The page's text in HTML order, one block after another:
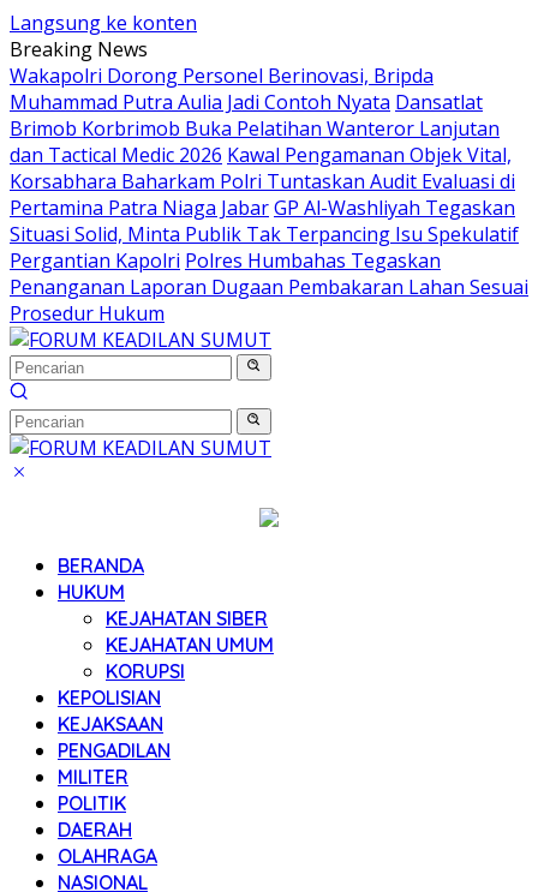
Langsung ke konten
Breaking News
Wakapolri Dorong Personel Berinovasi, Bripda
Muhammad Putra Aulia Jadi Contoh Nyata Dansatlat
Brimob Korbrimob Buka Pelatihan Wanteror Lanjutan
dan Tactical Medic 2026 Kawal Pengamanan Objek Vital,
Korsabhara Baharkam Polri Tuntaskan Audit Evaluasi di
Pertamina Patra Niaga JabarGP Al-Washliyah Tegaskan
Situasi Solid, Minta Publik Tak Terpancing Isu Spekulatif
Pergantian Kapolri Polres Humbahas Tegaskan
Penanganan Laporan Dugaan Pembakaran Lahan Sesuai
Prosedur Hukum
BERANDA
HUKUM
KEJAHATAN SIBER
KEJAHATAN UMUM
KORUPSI
KEPOLISIAN
KEJAKSAAN
PENGADILAN
MILITER
POLITIK
DAERAH
OLAHRAGA
NASIONAL